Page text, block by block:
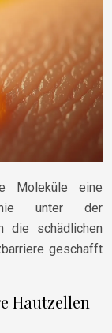
Moleküle eine
unter der
die schädlichen
geschafft
Hautzellen